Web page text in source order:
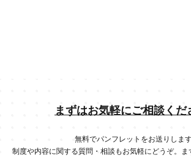
まずはお気軽にご相談くだ
無料でパンフレットをお送りします
制度や内容に関する質問・相談もお気軽にどうぞ。